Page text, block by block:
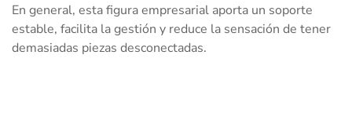
En general, esta figura empresarial aporta un soporte
estable, facilita la gestión y reduce la sensación de tener
demasiadas piezas desconectadas.